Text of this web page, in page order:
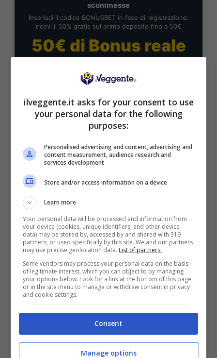
scommesse
Inserisci il codice BONUSBET in fase di registrazione:
ricevi il 50% gratis sul primo deposito fino a 50€
50€ di Bonus reale
Mostra Informazioni
ISCRIVITI al canaleTELEGRAM
MARCATORI, TIRI E AMMONITI:CLICCA QUI
Le proposte MULTIGOL
Spagna-Arabia Saudita MULTIGOL 2-4
Belgio-Iran MULTIGOL 2-4 CASA
Uruguay-Capo Verde MULTIGOL 1-3
Nuova Zelanda-Egitto MULTIGOL
OSPITE 1-3
Comparazione quota totale (Multigol):
4.48GOLDBET;4.23SPORTBET;4.48
LOTTOMATICA
Il “clamoroso”
ilveggente.it asks for your consent to use
your personal data for the following
purposes:
Personalised advertising and content, advertising and
content measurement, audience research and
services development
Store and/or access information on a device
Learn more
Your personal data will be processed and information from
your device (cookies, unique identifiers, and other device
data) may be stored by, accessed by and shared with 319
partners, or used specifically by this site. We and our partners
may use precise geolocation data. List of partners.
Some vendors may process your personal data on the basis
of legitimate interest, which you can object to by managing
your options below. Look for a link at the bottom of this page
or in the site menu to manage or withdraw consent in privacy
and cookie settings.
Consent
Manage options